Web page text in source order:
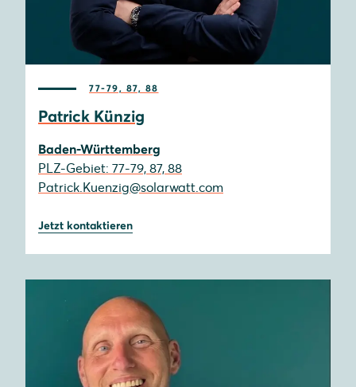
77-79, 87, 88
Patrick Künzig
Baden-Württemberg
PLZ-Gebiet: 77-79, 87, 88
Patrick.Kuenzig@solarwatt.com
Jetzt kontaktieren